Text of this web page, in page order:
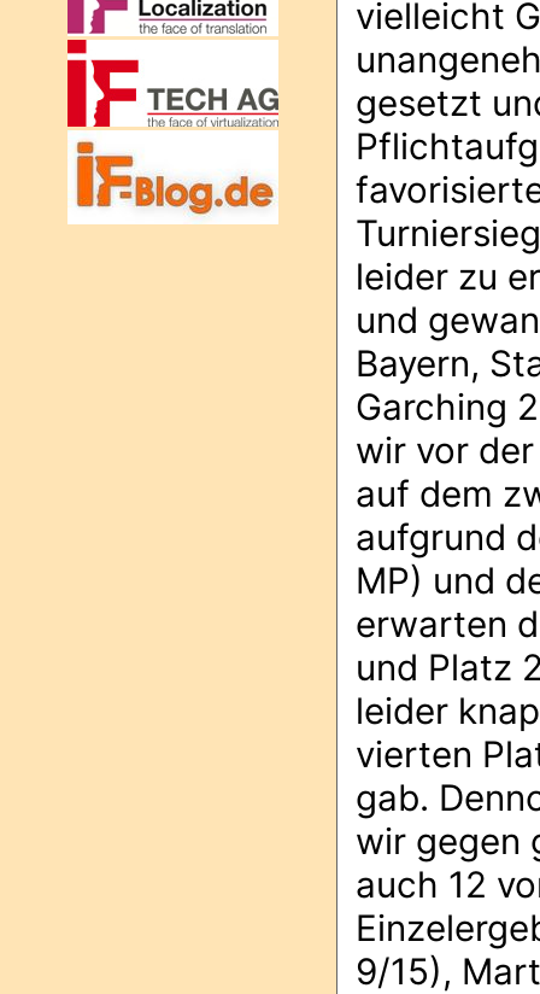
vielleicht
gesetzt
leider zu
und
Bayern,
Garching
wir vor
auf dem
aufgrund
MP) und
erwarten
und Platz
leider
vierten
gab.
wir gegen
auch 12
9/15),